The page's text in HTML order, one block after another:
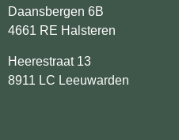
Daansbergen 6B
4661 RE Halsteren
Heerestraat 13
8911 LC Leeuwarden